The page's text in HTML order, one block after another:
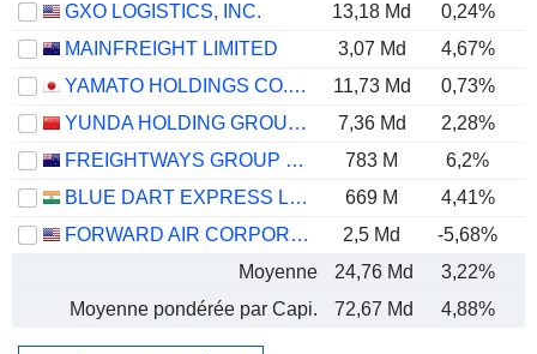
GXO LOGISTICS, INC.
13,18 Md 0,24%
MAINFREIGHT LIMITED
3,07 Md 4,67%
YAMATO HOLDINGS CO., LTD.
11,73 Md 0,73%
YUNDA HOLDING GROUP CO., LTD.
7,36 Md 2,28%
FREIGHTWAYS GROUP LIMITED
783 M 6,2%
BLUE DART EXPRESS LIMITED
669 M 4,41%
FORWARD AIR CORPORATION
2,5 Md -5,68%
Moyenne
24,76 Md 3,22%
Moyenne pondérée par Capi.
72,67 Md 4,88%